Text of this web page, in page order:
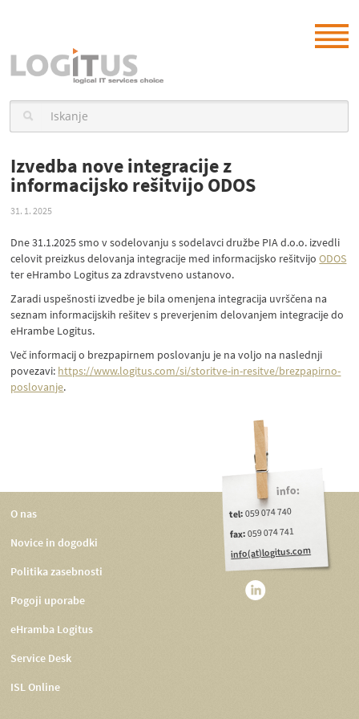
Izvedba nove integracije z
informacijsko rešitvijo ODOS
31. 1. 2025
Dne 31.1.2025 smo v sodelovanju s sodelavci družbe PIA d.o.o. izvedli
celovit preizkus delovanja integracije med informacijsko rešitvijoODOS
ter eHrambo Logitus za zdravstveno ustanovo.
Zaradi uspešnosti izvedbe je bila omenjena integracija uvrščena na
seznam informacijskih rešitev s preverjenim delovanjem integracije do
eHrambe Logitus.
Več informacij o brezpapirnem poslovanju je na voljo na naslednji
povezavi: https://www.logitus.com/si/storitve-in-resitve/brezpapirno-
poslovanje.
info:
tel:059 074 740
fax:059 074 741
info(at)logitus.com
O nas
Novice in dogodki
Politika zasebnosti
Pogoji uporabe
eHramba Logitus
Service Desk
ISL Online